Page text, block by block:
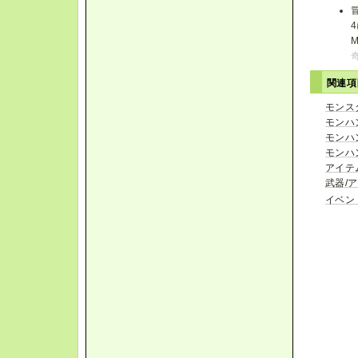
4
関連
モンス
モンハ
モンハ
モンハ
アイテ
武器/
イベ